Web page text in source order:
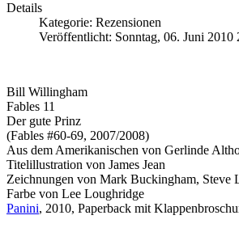
Details
Kategorie: Rezensionen
Veröffentlicht: Sonntag, 06. Juni 2010
Bill Willingham
Fables 11
Der gute Prinz
(Fables #60-69, 2007/2008)
Aus dem Amerikanischen von Gerlinde
Titelillustration von James Jean
Zeichnungen von Mark Buckingham,
Farbe von Lee Loughridge
Panini, 2010, Paperback mit